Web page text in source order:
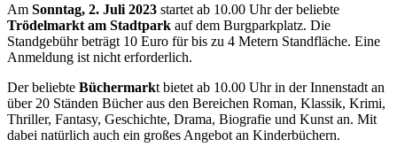
Am Sonntag, 2. Juli 2023 startet ab 10.00 Uhr der beliebte
Trödelmarkt am Stadtpark auf dem Burgparkplatz. Die
Standgebühr beträgt 10 Euro für bis zu 4 Metern Standfläche. Eine
Anmeldung ist nicht erforderlich.
Der beliebte Büchermarkt bietet ab 10.00 Uhr in der Innenstadt an
über 20 Ständen Bücher aus den Bereichen Roman, Klassik, Krimi,
Thriller, Fantasy, Geschichte, Drama, Biografie und Kunst an. Mit
dabei natürlich auch ein großes Angebot an Kinderbüchern.